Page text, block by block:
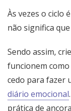
Às vezes o ciclo
não significa
Sendo assim,
funcionem
cedo para fazer
diário emocional
prática de